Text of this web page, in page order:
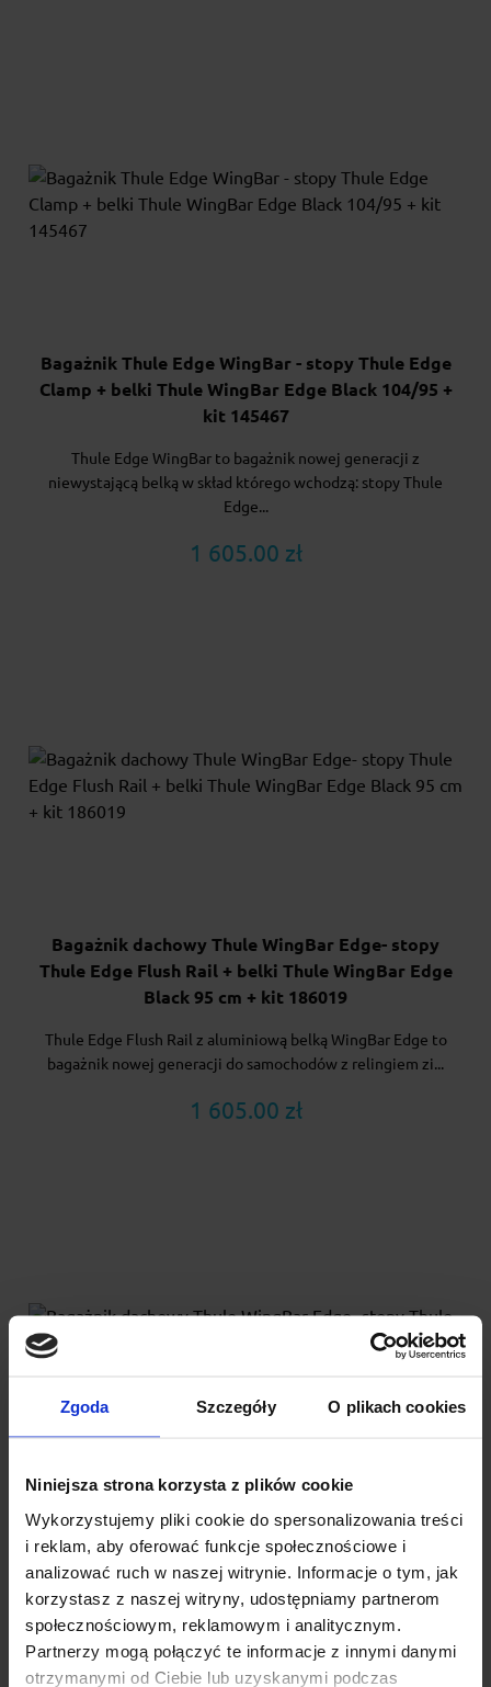
Zgoda Szczegóły O plikach cookies
Niniejsza strona korzysta z plików cookie
Wykorzystujemy pliki cookie do spersonalizowania treści
i reklam, aby oferować funkcje społecznościowe i
analizować ruch w naszej witrynie. Informacje o tym, jak
korzystasz z naszej witryny, udostępniamy partnerom
społecznościowym, reklamowym i analitycznym.
Partnerzy mogą połączyć te informacje z innymi danymi
otrzymanymi od Ciebie lub uzyskanymi podczas
Bagażnik Thule Edge WingBar - stopy Thule Edge
Clamp + belki Thule WingBar Edge Black 104/95 +
kit 145467
Thule Edge WingBar to bagażnik nowej generacji z
niewystającą belką w skład którego wchodzą: stopy Thule
Edge...
1 605.00 zł
Bagażnik dachowy Thule WingBar Edge- stopy
Thule Edge Flush Rail + belki Thule WingBar Edge
Black 95 cm + kit 186019
Thule Edge Flush Rail z aluminiową belką WingBar Edge to
bagażnik nowej generacji do samochodów z relingiem zi...
1 605.00 zł
Thule Edge Flush Rail + belki Thule WingBar Edge
95 cm + kit 186045
Thule Edge Flush Rail z aluminiową belką WingBar Edge to
bagażnik nowej generacji do samochodów z relingiem zi...
1 495.00 zł